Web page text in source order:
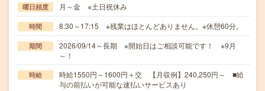
曜日頻度 月～金 ※土日祝休み
時間 8:30～17:15 ※残業はほとんどありません。※休憩60分。
期間
2026/09/14～長期 ※開始日はご相談可能です！ ※9月
～！
時給
時給1550円～1600円＋交 【月収例】240,250円～ ■給
与の前払いが可能な速払いサービスあり